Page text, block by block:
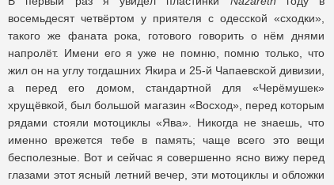
восемьдесят четвёртом у приятеля с одесской «сходки»,
такого же фаната рока, готового говорить о нём днями
напролёт. Имени его я уже не помню, помню только, что
жил он на углу тогдашних Якира и 25-й Чапаевской дивизии,
а перед его домом, стандартной для «Черёмушек»
хрущёвкой, был большой магазин «Восход», перед которым
рядами стояли мотоциклы «Ява». Никогда не знаешь, что
именно врежется тебе в память; чаще всего это вещи
бесполезные. Вот и сейчас я совершенно ясно вижу перед
глазами этот ясный летний вечер, эти мотоциклы и обложки